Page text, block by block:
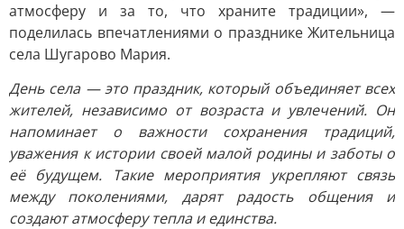
атмосферу и за то, что храните традиции», —
поделилась впечатлениями о празднике Жительница
села Шугарово Мария.
День села — это праздник, который объединяет всех
жителей, независимо от возраста и увлечений. Он
напоминает о важности сохранения традиций,
уважения к истории своей малой родины и заботы о
её будущем. Такие мероприятия укрепляют связь
между поколениями, дарят радость общения и
создают атмосферу тепла и единства.